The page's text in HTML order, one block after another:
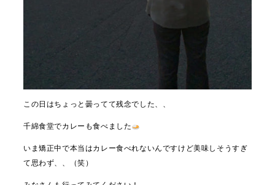
この日はちょっと曇ってて残念でした、、
千綿食堂でカレーも食べました
いま矯正中で本当はカレー食べれないんですけど美味しそうすぎ
て思わず、、（笑）